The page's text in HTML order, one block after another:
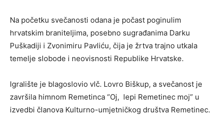
Na početku svečanosti odana je počast poginulim
hrvatskim braniteljima, posebno sugrađanima Darku
Puškadiji i Zvonimiru Pavliću, čija je žrtva trajno utkala
temelje slobode i neovisnosti Republike Hrvatske.
Igralište je blagoslovio vlč. Lovro Biškup, a svečanost je
završila himnom Remetinca “Oj, lepi Remetinec moj” u
izvedbi članova Kulturno-umjetničkog društva Remetinec.